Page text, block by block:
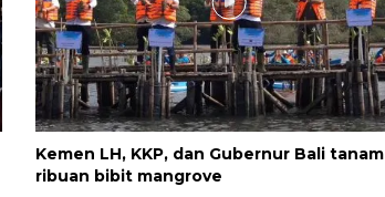
Kemen LH, KKP, dan Gubernur Bali tanam
ribuan bibit mangrove